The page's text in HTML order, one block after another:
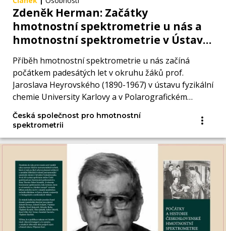
Zdeněk Herman: Začátky
hmotnostní spektrometrie u nás a
hmotnostní spektrometrie v Ústavu
fyzikální chemie Akademie věd
Příběh hmotnostní spektrometrie u nás začíná
počátkem padesátých let v okruhu žáků prof.
Jaroslava Heyrovského (1890-1967) v ústavu fyzikální
chemie University Karlovy a v Polarografickém
ústavu.
Česká společnost pro hmotnostní
spektrometrii